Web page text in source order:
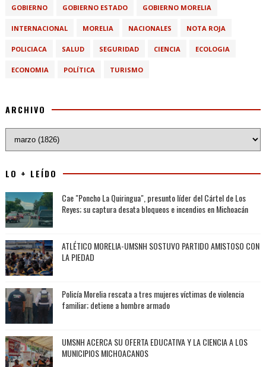
GOBIERNO GOBIERNO ESTADO GOBIERNO MORELIA
INTERNACIONAL MORELIA NACIONALES NOTA ROJA
POLICIACA SALUD SEGURIDAD CIENCIA ECOLOGIA
ECONOMIA POLÍTICA TURISMO
ARCHIVO
LO + LEÍDO
Cae "Poncho La Quiringua", presunto líder del Cártel de Los
Reyes; su captura desata bloqueos e incendios en Michoacán
ATLÉTICO MORELIA-UMSNH SOSTUVO PARTIDO AMISTOSO CON
LA PIEDAD
Policía Morelia rescata a tres mujeres víctimas de violencia
familiar; detiene a hombre armado
UMSNH ACERCA SU OFERTA EDUCATIVA Y LA CIENCIA A LOS
MUNICIPIOS MICHOACANOS